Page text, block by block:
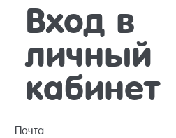
Вход в
личный
кабинет
Почта